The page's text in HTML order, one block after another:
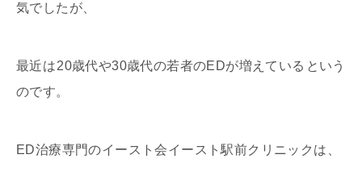
気でしたが、
最近は20歳代や30歳代の若者のEDが増えている という
のです。
ED治療専門のイースト会イースト駅前クリニックは、